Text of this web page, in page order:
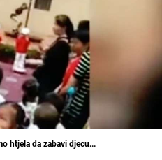
htjela da zabavi djecu...